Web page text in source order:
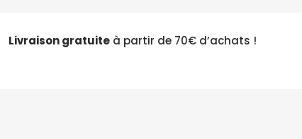
Livraison gratuite à partir de 70€ d’achats !